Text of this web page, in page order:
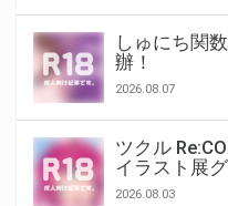
しゅにち関
辦！
2026.08.07
ツクル
イラスト展
2026.08.03